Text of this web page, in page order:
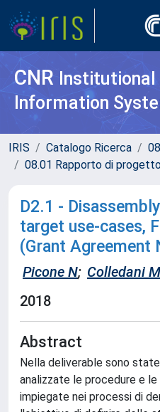
CNR Institutional
Information
IRIS Catalogo Ricerca
08.01 Rapporto di
D2.1 -
target use-cases,
(Grant Agreement
Picone N; Colledani M
2018
Abstract
Nella deliverable sono
analizzate le procedure e
impiegate nei processi di